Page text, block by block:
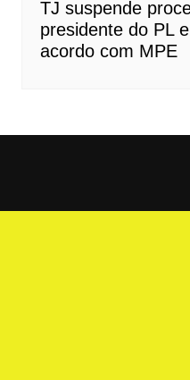
TJ suspende
presidente do PL
acordo com MPE